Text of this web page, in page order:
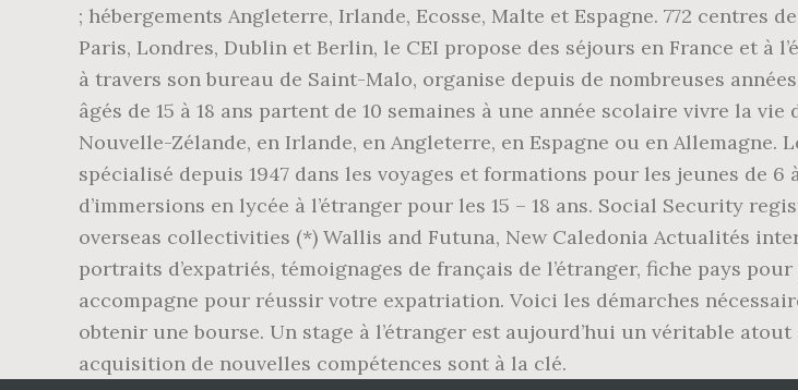
; hébergements Angleterre, Irlande, Ecosse, Malte et Espagne. 772 centres
Paris, Londres, Dublin et Berlin, le CEI propose des séjours en France et à
à travers son bureau de Saint-Malo, organise depuis de nombreuses
âgés de 15 à 18 ans partent de 10 semaines à une année scolaire vivre la
Nouvelle-Zélande, en Irlande, en Angleterre, en Espagne ou en Allemagne.
spécialisé depuis 1947 dans les voyages et formations pour les jeunes de
d’immersions en lycée à l’étranger pour les 15 – 18 ans. Social Security
overseas collectivities (*) Wallis and Futuna, New Caledonia Actualités
portraits d’expatriés, témoignages de français de l’étranger, fiche pays
accompagne pour réussir votre expatriation. Voici les démarches
obtenir une bourse. Un stage à l’étranger est aujourd’hui un véritable
acquisition de nouvelles compétences sont à la clé.